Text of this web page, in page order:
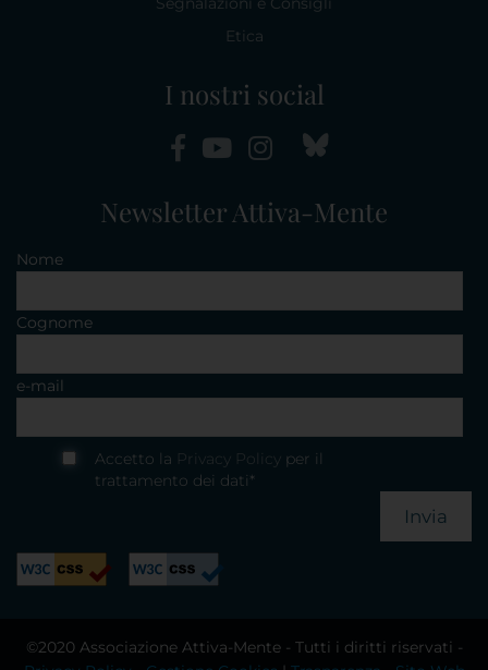
Etica
I nostri social
Newsletter Attiva-Mente
Nome
Cognome
e-mail
Accetto la Privacy Policy per il
trattamento dei dati*
Invia
©2020 Associazione Attiva-Mente - Tutti i diritti riservati -